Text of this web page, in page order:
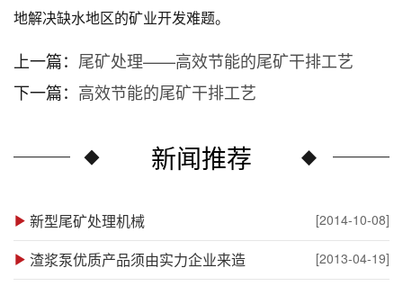
地解决缺水地区的矿业开发难题。
上一篇： 尾矿处理——高效节能的尾矿干排工艺
下一篇： 高效节能的尾矿干排工艺
新闻推荐
新型尾矿处理机械 [2014-10-08]
渣浆泵优质产品须由实力企业来造 [2013-04-19]